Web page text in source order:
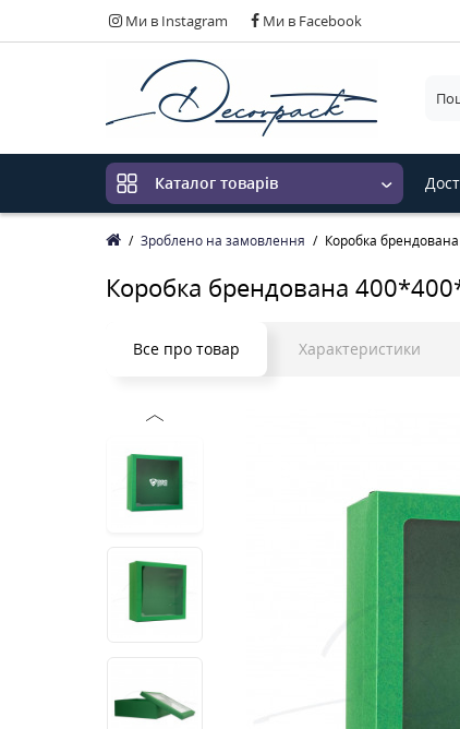
Ми в Instagram Ми в Facebook
Каталог товарів
Зроблено на замовлення Коробка
Коробка брендована
Все про товар Характеристики